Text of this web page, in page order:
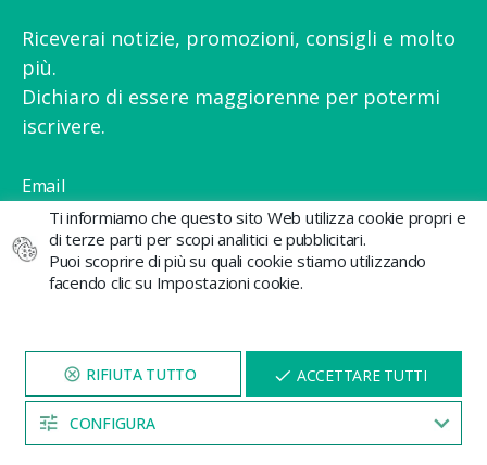
Riceverai notizie, promozioni, consigli e molto
più.
Dichiaro di essere maggiorenne per potermi
iscrivere.
Email
Accetto l'informativa sulla privacy e ricevo
comunicazioni commerciali da GB The Green Brand
Ti informiamo che questo sito Web utilizza cookie propri e
di terze parti per scopi analitici e pubblicitari.
Puoi scoprire di più su quali cookie stiamo utilizzando
facendo clic su Impostazioni cookie.
CONFIGURA
ACCETTARE TUTTI
VISITA IL NOSTRO SITO
PER 5 MINUTI E QUI
APPARIRÀ UNOSCONTO
04:52